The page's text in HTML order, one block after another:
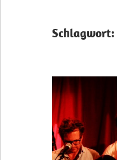
Schlagwort: